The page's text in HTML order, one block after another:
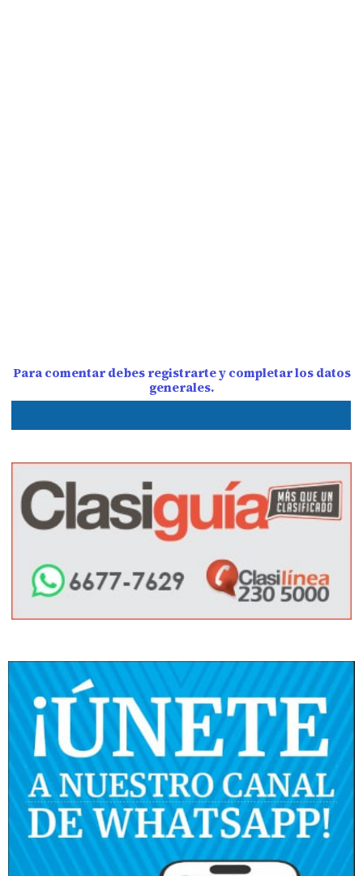
Para comentar debes registrarte y completar los datos
generales.